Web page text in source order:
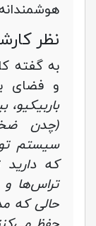
نظر
به گفته
و فضای
سیستم
که
تراس‌ها و
حالی که